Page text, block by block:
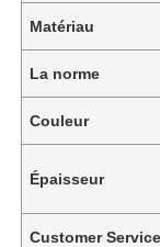
Matériau
La norme
Couleur
Épaisseur
Customer Service